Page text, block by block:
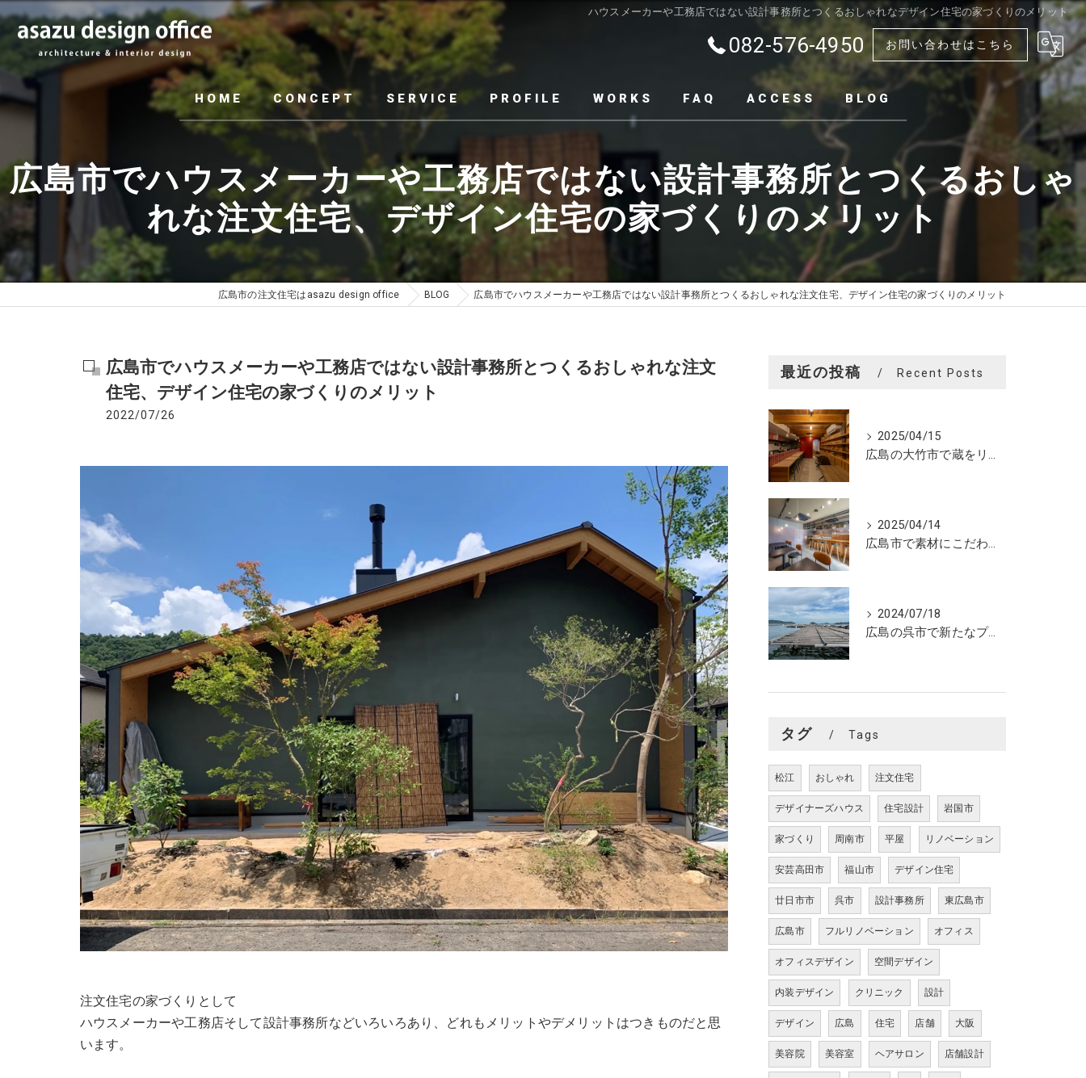
ハウスメーカーや工務店ではない設計事務所とつくるおしゃれなデザイン住宅の家づくりのメリット
082-576-4950 お問い合わせはこちら
HOME CONCEPT SERVICE PROFILE WORKS FAQ ACCESS BLOG
広島市でハウスメーカーや工務店ではない設計事務所とつくるおしゃ
れな注文住宅、デザイン住宅の家づくりのメリット
広島市の注文住宅はasazu design office BLOG 広島市でハウスメーカーや工務店ではない設計事務所とつくるおしゃれな注文住宅、デザイン住宅の家づくりのメリット
広島市でハウスメーカーや工務店ではない設計事務所とつくるおしゃれな注文
住宅、デザイン住宅の家づくりのメリット
2022/07/26
注文住宅の家づくりとして
ハウスメーカーや工務店そして設計事務所などいろいろあり、どれもメリットやデメリットはつきものだと思
います。
最近の投稿 Recent Posts
2025/04/15
広島の大竹市で蔵をリノベーションしたカフェの設計。店舗設計、店舗デザインはasazu design office
2025/04/14
広島市で素材にこだわった魅力的なおにぎり屋さんの設計。店舗設計、店舗デザインはasazu design office
2024/07/18
広島の呉市で新たなプロジェクトの現調
タグ Tags
松江 おしゃれ 注文住宅
デザイナーズハウス 住宅設計 岩国市
家づくり 周南市 平屋 リノベーション
安芸高田市 福山市 デザイン住宅
廿日市市 呉市 設計事務所 東広島市
広島市 フルリノベーション オフィス
オフィスデザイン 空間デザイン
内装デザイン クリニック 設計
デザイン 広島 住宅 店舗 大阪
美容院 美容室 ヘアサロン 店舗設計